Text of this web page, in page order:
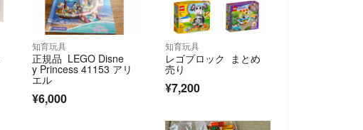
知育玩具
正規品 LEGO Disne
y Princess 41153 アリ
エル
¥6,000
知育玩具
レゴブロック まとめ
売り
¥7,200